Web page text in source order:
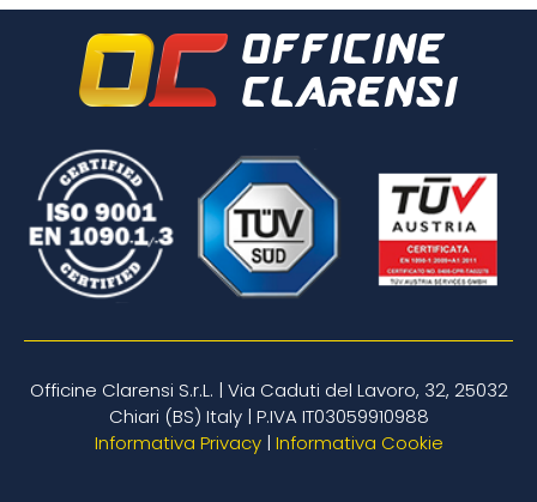
Officine Clarensi S.r.L. | Via Caduti del Lavoro, 32, 25032
Chiari (BS) Italy | P.IVA IT03059910988
Informativa Privacy| Informativa Cookie